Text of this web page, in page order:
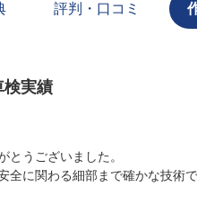
評判・口コミ
検実績
うございました。
全に関わる細部まで確かな技術